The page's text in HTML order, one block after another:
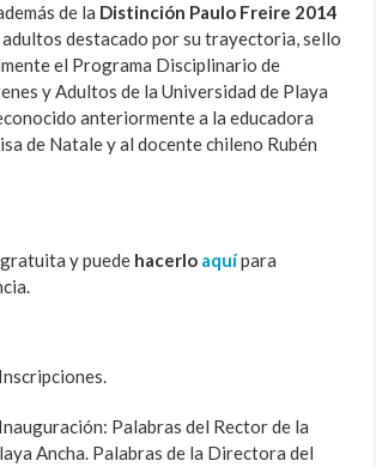
de la Distinción Paulo Freire 2014
adultos destacado por su trayectoria, sello
el Programa Disciplinario de
y Adultos de la Universidad de Playa
anteriormente a la educadora
de Natale y al docente chileno Rubén
y puede hacerlo aquípara
Palabras del Rector de la
Ancha. Palabras de la Directora del